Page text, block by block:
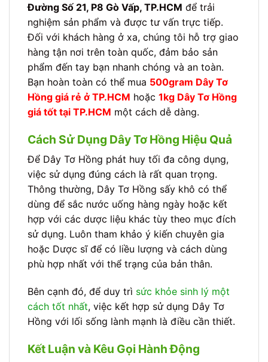
Đường Số 21, P8 Gò Vấp, TP.HCM để trải
nghiệm sản phẩm và được tư vấn trực tiếp.
Đối với khách hàng ở xa, chúng tôi hỗ trợ giao
hàng tận nơi trên toàn quốc, đảm bảo sản
phẩm đến tay bạn nhanh chóng và an toàn.
Bạn hoàn toàn có thể mua 500gram Dây Tơ
Hồng giá rẻ ở TP.HCM hoặc 1kg Dây Tơ Hồng
giá tốt tại TP.HCM một cách dễ dàng.
Cách Sử Dụng Dây Tơ Hồng Hiệu Quả
Để Dây Tơ Hồng phát huy tối đa công dụng,
việc sử dụng đúng cách là rất quan trọng.
Thông thường, Dây Tơ Hồng sấy khô có thể
dùng để sắc nước uống hàng ngày hoặc kết
hợp với các dược liệu khác tùy theo mục đích
sử dụng. Luôn tham khảo ý kiến chuyên gia
hoặc Dược sĩ để có liều lượng và cách dùng
phù hợp nhất với thể trạng của bản thân.
Bên cạnh đó, để duy trì sức khỏe sinh lý một
cách tốt nhất, việc kết hợp sử dụng Dây Tơ
Hồng với lối sống lành mạnh là điều cần thiết.
Kết Luận và Kêu Gọi Hành Động